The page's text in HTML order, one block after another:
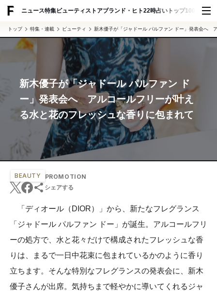
ニュース特集ビューティ ストアブランド・ヒト22時占い トップ100 スナッ
トップ 特集・連載 ビューティ 新木優子が「ジャドール パルファン ドー」発表会へ
新木優子が「ジャドール パルファン ド
ー」発表会へ アルコールフリーが叶え
る水と花のフレッシュな香りに包まれて
BEAUTY PROMOTION
シェアする
「ディオール（DIOR）」から、新たなフレグランス
「ジャドール パルファン ドー」が誕生。アルコールフリ
ーの処方で、水と花々だけで構成されたフレッシュな香
りは、まるで一日中花束に包まれているかのように香り
立ちます。そんな特別なフレグランスの発表会に、新木
優子さんが出席。気持ちまで軽やかに導いてくれるジャ